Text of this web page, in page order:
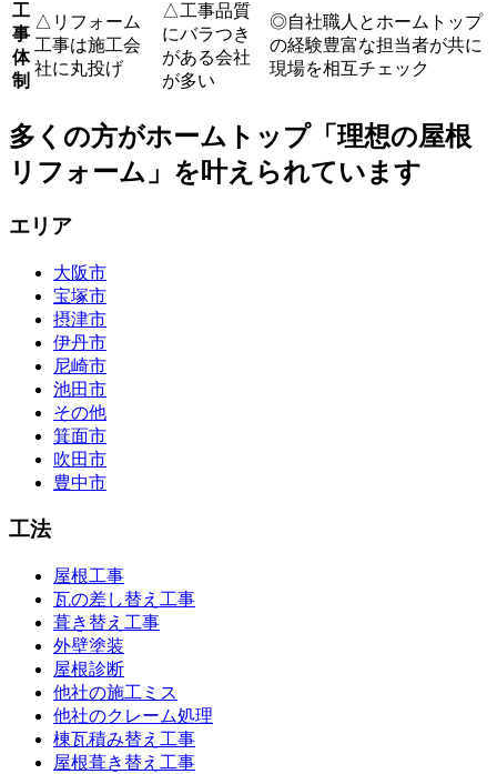
工
事
体
制
△ リフォーム
工事は施工会
社に丸投げ
△工事品質
にバラつき
がある会社
が多い
◎自社職人とホームトップ
の経験豊富な担当者が共に
現場を相互チェック
多くの方がホームトップ「理想の屋根
リフォーム」を叶えられています
エリア
大阪市
宝塚市
摂津市
伊丹市
尼崎市
池田市
その他
箕面市
吹田市
豊中市
工法
屋根工事
瓦の差し替え工事
葺き替え工事
外壁塗装
屋根診断
他社の施工ミス
他社のクレーム処理
棟瓦積み替え工事
屋根葺き替え工事